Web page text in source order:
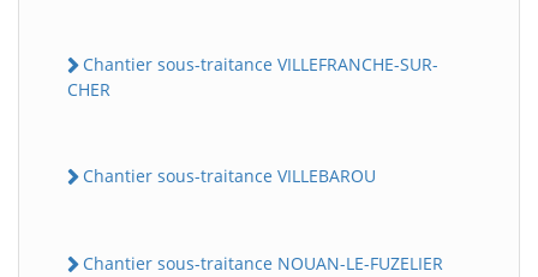
Chantier sous-traitance VILLEFRANCHE-SUR-
CHER
Chantier sous-traitance VILLEBAROU
Chantier sous-traitance NOUAN-LE-FUZELIER